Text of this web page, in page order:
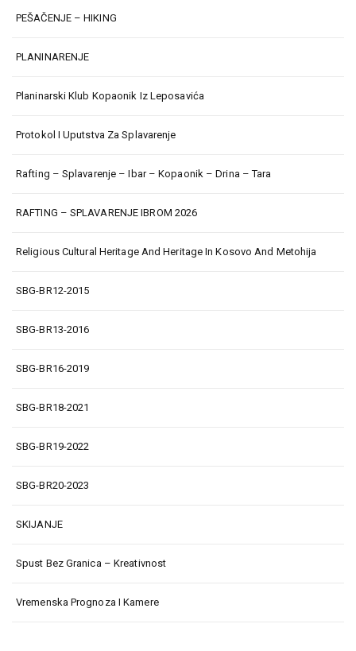
PEŠAČENJE – HIKING
PLANINARENJE
Planinarski Klub Kopaonik Iz Leposavića
Protokol I Uputstva Za Splavarenje
Rafting – Splavarenje – Ibar – Kopaonik – Drina – Tara
RAFTING – SPLAVARENJE IBROM 2026
Religious Cultural Heritage And Heritage In Kosovo And Metohija
SBG-BR12-2015
SBG-BR13-2016
SBG-BR16-2019
SBG-BR18-2021
SBG-BR19-2022
SBG-BR20-2023
SKIJANJE
Spust Bez Granica – Kreativnost
Vremenska Prognoza I Kamere